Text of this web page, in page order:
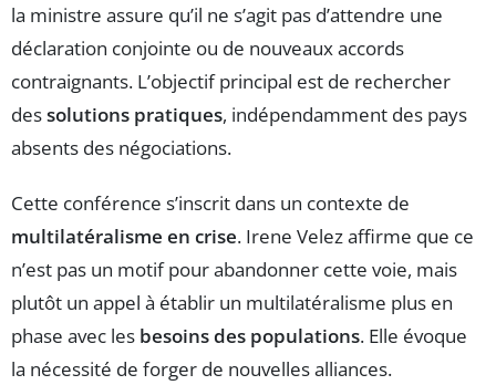
la ministre assure qu’il ne s’agit pas d’attendre une
déclaration conjointe ou de nouveaux accords
contraignants. L’objectif principal est de rechercher
dessolutions pratiques, indépendamment des pays
absents des négociations.
Cette conférence s’inscrit dans un contexte de
multilatéralisme en crise. Irene Velez affirme que ce
n’est pas un motif pour abandonner cette voie, mais
plutôt un appel à établir un multilatéralisme plus en
phase avec les besoins des populations. Elle évoque
la nécessité de forger de nouvelles alliances.